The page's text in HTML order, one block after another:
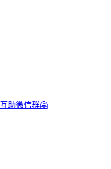
互助微信群🤗